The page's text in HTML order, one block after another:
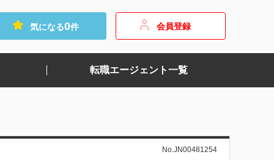
気になる0件 会員登録
転職エージェント一覧
No.JN00481254